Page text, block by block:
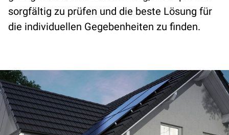
sorgfältig zu prüfen und die beste Lösung für
die individuellen Gegebenheiten zu finden.